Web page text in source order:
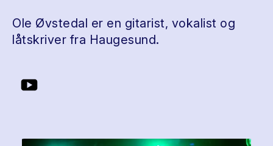
Ole Øvstedal er en gitarist, vokalist og
låtskriver fra Haugesund.